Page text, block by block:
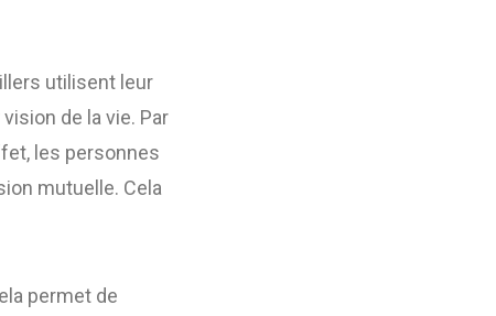
utilisent leur
de la vie. Par
les personnes
mutuelle. Cela
permet de